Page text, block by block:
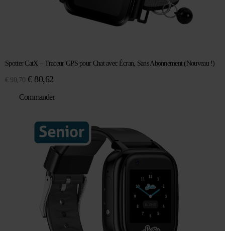
Spotter CatX – Traceur GPS pour Chat avec Écran, Sans Abonnement (Nouveau !)
€ 90,70 Le
initial
€ 90,70.
€80,62
actuel
€ 80,62.
Commander